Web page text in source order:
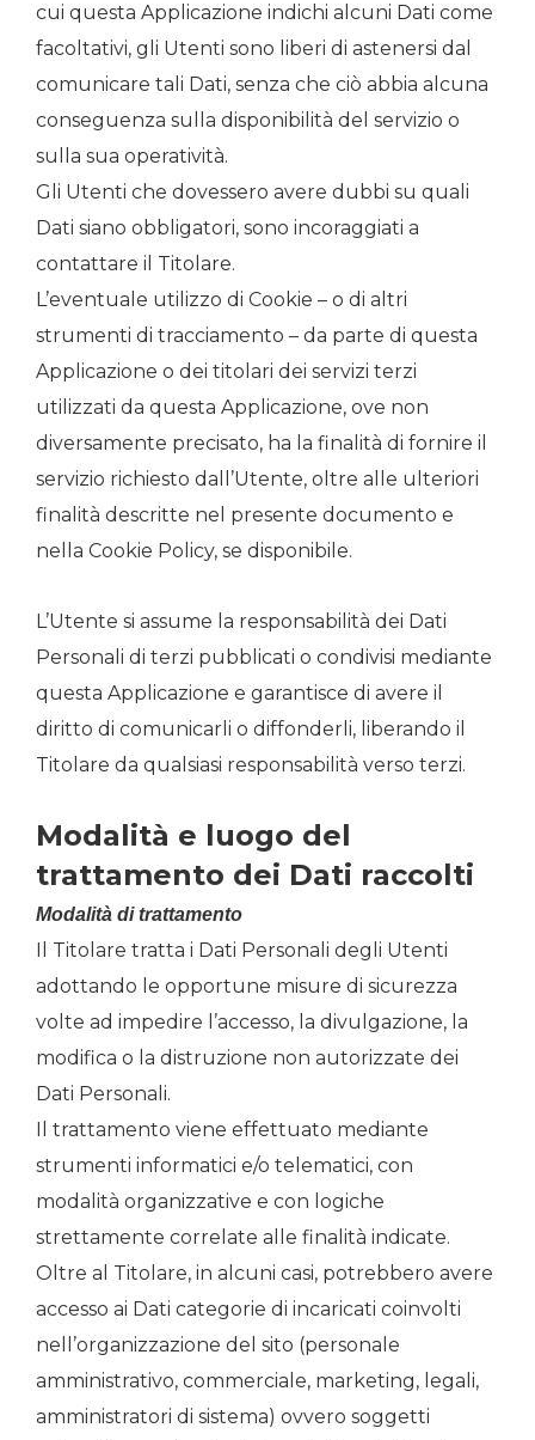
cui questa Applicazione indichi alcuni Dati come
facoltativi, gli Utenti sono liberi di astenersi dal
comunicare tali Dati, senza che ciò abbia alcuna
conseguenza sulla disponibilità del servizio o
sulla sua operatività.
Gli Utenti che dovessero avere dubbi su quali
Dati siano obbligatori, sono incoraggiati a
contattare il Titolare.
L’eventuale utilizzo di Cookie – o di altri
strumenti di tracciamento – da parte di questa
Applicazione o dei titolari dei servizi terzi
utilizzati da questa Applicazione, ove non
diversamente precisato, ha la finalità di fornire il
servizio richiesto dall’Utente, oltre alle ulteriori
finalità descritte nel presente documento e
nella Cookie Policy, se disponibile.
L’Utente si assume la responsabilità dei Dati
Personali di terzi pubblicati o condivisi mediante
questa Applicazione e garantisce di avere il
diritto di comunicarli o diffonderli, liberando il
Titolare da qualsiasi responsabilità verso terzi.
Modalità e luogo del
trattamento dei Dati raccolti
Modalità di trattamento
Il Titolare tratta i Dati Personali degli Utenti
adottando le opportune misure di sicurezza
volte ad impedire l’accesso, la divulgazione, la
modifica o la distruzione non autorizzate dei
Dati Personali.
Il trattamento viene effettuato mediante
strumenti informatici e/o telematici, con
modalità organizzative e con logiche
strettamente correlate alle finalità indicate.
Oltre al Titolare, in alcuni casi, potrebbero avere
accesso ai Dati categorie di incaricati coinvolti
nell’organizzazione del sito (personale
amministrativo, commerciale, marketing, legali,
amministratori di sistema) ovvero soggetti